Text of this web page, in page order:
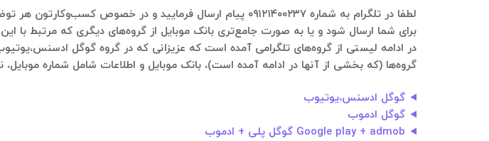
لطفا در تلگرام به شماره ۰۹۱۲۱۴۰۰۲۳۷ پیام ارسال فرمایید و
برای شما ارسال شود و یا به صورت جامع‌تری بانک موبایل از گروه‌های دیگری که مرتبط با
در ادامه لیستی از گروه‌های تلگرامی آمده است که عزیزانی که در گروه گوگل
گروه‌ها (که بخشی از آنها در ادامه آمده است)، بانک موبایل و اطلاعات شامل شماره
گوگل ادسنس،یوتیوب
گوگل ادموب
Google play + admob گوگل پلی + ادموب